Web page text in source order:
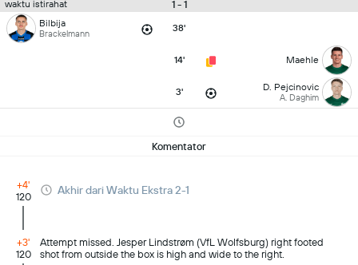
waktu istirahat 1 - 1
Bilbija
Brackelmann 38'
14' Maehle
3' D. Pejcinovic
A. Daghim
Komentator
+4'
120
Akhir dari Waktu Ekstra 2-1
+3'
120
Attempt missed. Jesper Lindstrøm (VfL Wolfsburg) right footed
shot from outside the box is high and wide to the right.